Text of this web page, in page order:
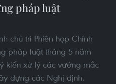
pháp luật
chủ trì Phiên họp Chính
pháp luật tháng 5 năm
kiến xử lý các vướng mắc
dựng các Nghị định.